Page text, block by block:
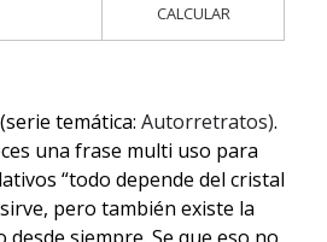
CALCULAR
(serie temática: Autorretratos).
una frase multi uso para
“todo depende del cristal
pero también existe la